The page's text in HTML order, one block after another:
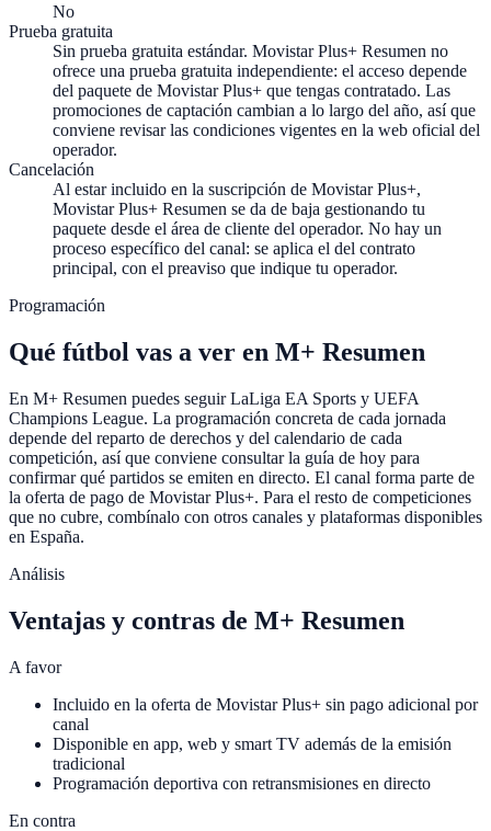
No
Prueba gratuita
Sin prueba gratuita estándar. Movistar Plus+ Resumen no
ofrece una prueba gratuita independiente: el acceso depende
del paquete de Movistar Plus+ que tengas contratado. Las
promociones de captación cambian a lo largo del año, así que
conviene revisar las condiciones vigentes en la web oficial del
operador.
Cancelación
Al estar incluido en la suscripción de Movistar Plus+,
Movistar Plus+ Resumen se da de baja gestionando tu
paquete desde el área de cliente del operador. No hay un
proceso específico del canal: se aplica el del contrato
principal, con el preaviso que indique tu operador.
Programación
Qué fútbol vas a ver en M+ Resumen
En M+ Resumen puedes seguir LaLiga EA Sports y UEFA
Champions League. La programación concreta de cada jornada
depende del reparto de derechos y del calendario de cada
competición, así que conviene consultar la guía de hoy para
confirmar qué partidos se emiten en directo. El canal forma parte de
la oferta de pago de Movistar Plus+. Para el resto de competiciones
que no cubre, combínalo con otros canales y plataformas disponibles
en España.
Análisis
Ventajas y contras de M+ Resumen
A favor
Incluido en la oferta de Movistar Plus+ sin pago adicional por
canal
Disponible en app, web y smart TV además de la emisión
tradicional
Programación deportiva con retransmisiones en directo
En contra